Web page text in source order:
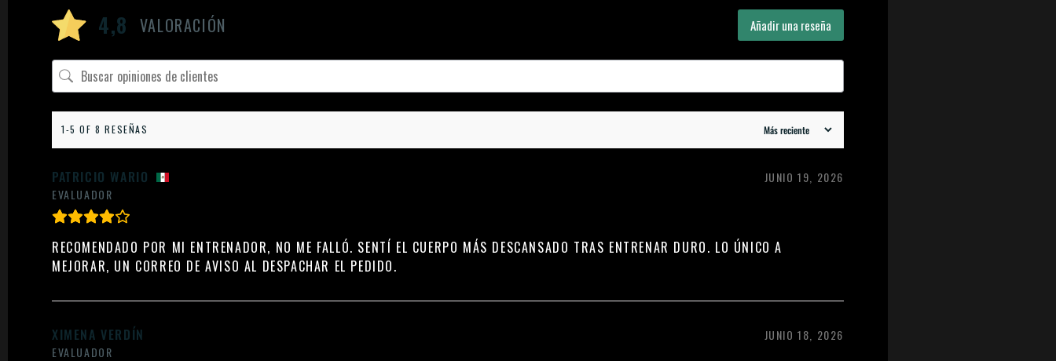
4,8 VALORACIÓN Añadir una reseña
1-5 OF 8 RESEÑAS
PATRICIO WARIO
EVALUADOR
JUNIO 19, 2026
RECOMENDADO POR MI ENTRENADOR, NO ME FALLÓ. SENTÍ EL CUERPO MÁS DESCANSADO TRAS ENTRENAR DURO. LO ÚNICO A
MEJORAR, UN CORREO DE AVISO AL DESPACHAR EL PEDIDO.
XIMENA VERDÍN
EVALUADOR
JUNIO 18, 2026